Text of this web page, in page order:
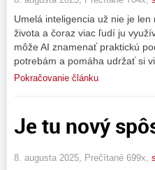
Umelá inteligencia už nie je
života a čoraz viac ľudí ju
môže AI znamenať praktickú
potrebám a pomáha udržať si
Pokračovanie článku
Je tu nový
8. augusta 2025, Prečítané 699x,